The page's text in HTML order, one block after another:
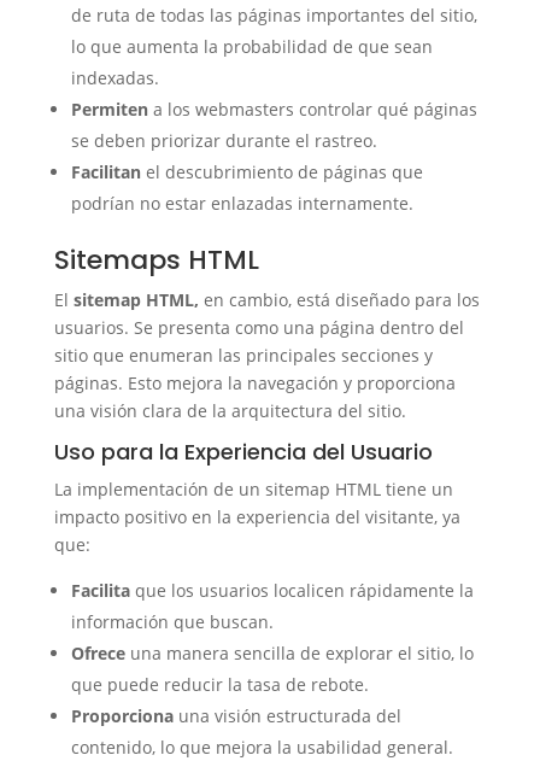
de ruta de todas las páginas importantes del sitio,
lo que aumenta la probabilidad de que sean
indexadas.
Permitena los webmasters controlar qué páginas
se deben priorizar durante el rastreo.
Facilitanel descubrimiento de páginas que
podrían no estar enlazadas internamente.
Sitemaps HTML
El sitemap HTML, en cambio, está diseñado para los
usuarios. Se presenta como una página dentro del
sitio que enumeran las principales secciones y
páginas. Esto mejora la navegación y proporciona
una visión clara de la arquitectura del sitio.
Uso para la Experiencia del Usuario
La implementación de un sitemap HTML tiene un
impacto positivo en la experiencia del visitante, ya
que:
Facilitaque los usuarios localicen rápidamente la
información que buscan.
Ofreceuna manera sencilla de explorar el sitio, lo
que puede reducir la tasa de rebote.
Proporcionauna visión estructurada del
contenido, lo que mejora la usabilidad general.